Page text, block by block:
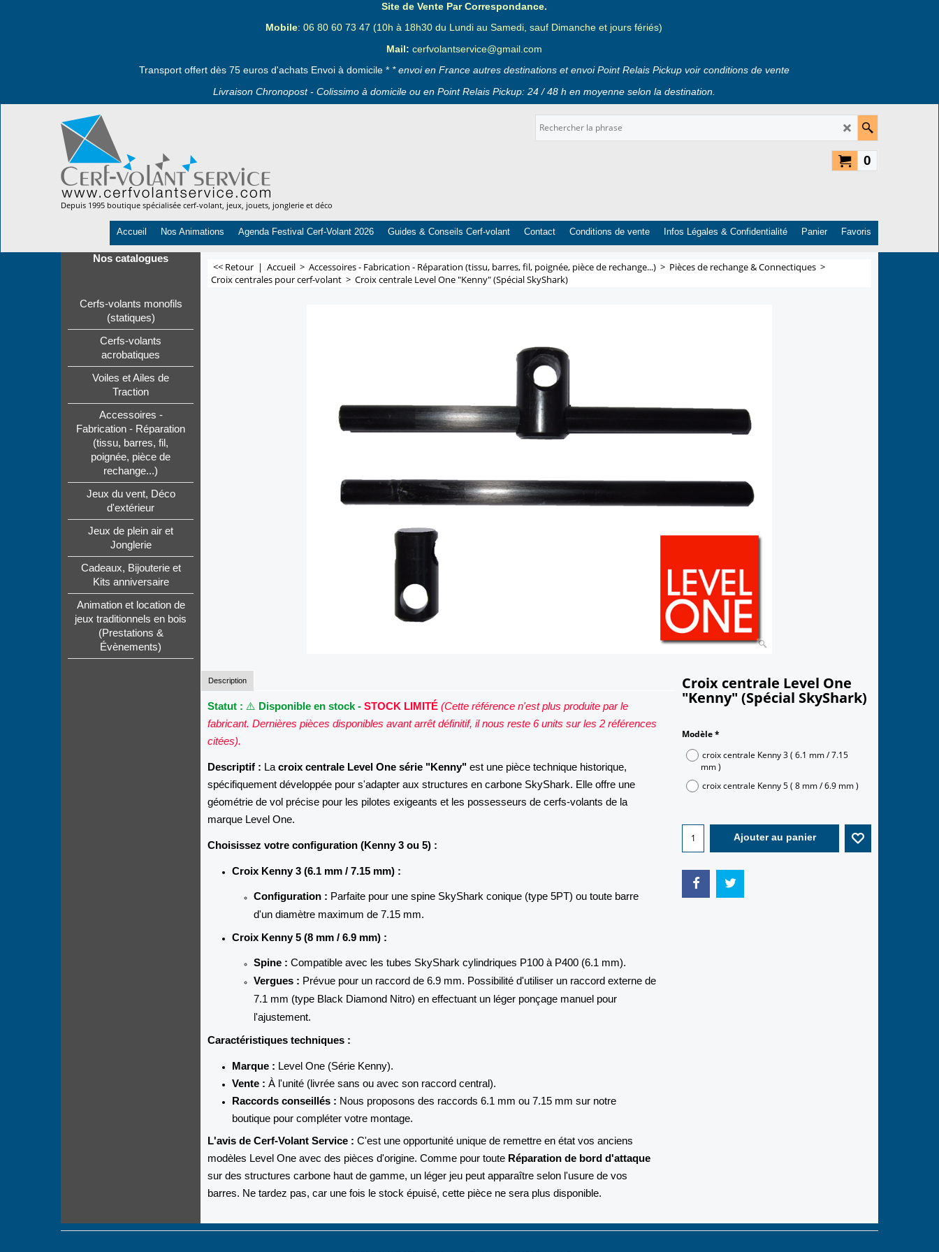
Site de Vente Par Correspondance.
Mobile: 06 80 60 73 47 (10h à 18h30 du Lundi au Samedi, sauf Dimanche et jours fériés)
Mail: cerfvolantservice@gmail.com
Transport offert dès 75 euros d'achats Envoi à domicile * * envoi en France autres destinations et envoi Point Relais Pickup voir conditions de vente
Livraison Chronopost - Colissimo à domicile ou en Point Relais Pickup: 24 / 48 h en moyenne selon la destination.
Depuis 1995 boutique spécialisée cerf-volant, jeux, jouets, jonglerie et déco
0
Accueil Nos Animations Agenda Festival Cerf-Volant 2026 Guides & Conseils Cerf-volant Contact Conditions de vente Infos Légales & Confidentialité Panier Favoris
Nos catalogues
Cerfs-volants monofils
(statiques)
Cerfs-volants
acrobatiques
Voiles et Ailes de
Traction
Accessoires -
Fabrication - Réparation
(tissu, barres, fil,
poignée, pièce de
rechange...)
Jeux du vent, Déco
d'extérieur
Jeux de plein air et
Jonglerie
Cadeaux, Bijouterie et
Kits anniversaire
Animation et location de
jeux traditionnels en bois
(Prestations &
Évènements)
<< Retour | Accueil > Accessoires - Fabrication - Réparation (tissu, barres, fil, poignée, pièce de rechange...) > Pièces de rechange & Connectiques >
Croix centrales pour cerf-volant > Croix centrale Level One "Kenny" (Spécial SkyShark)
Croix centrale Level One
"Kenny" (Spécial SkyShark)
Modèle*
mm )
Description
Statut : ⚠️ Disponible en stock - STOCK LIMITÉ (Cette référence n'est plus produite par le
fabricant. Dernières pièces disponibles avant arrêt définitif, il nous reste 6 units sur les 2 références
citées).
Descriptif : La croix centrale Level One série "Kenny" est une pièce technique historique,
spécifiquement développée pour s'adapter aux structures en carbone SkyShark. Elle offre une
géométrie de vol précise pour les pilotes exigeants et les possesseurs de cerfs-volants de la
marque Level One.
Choisissez votre configuration (Kenny 3 ou 5) :
Croix Kenny 3 (6.1 mm / 7.15 mm) :
Configuration : Parfaite pour une spine SkyShark conique (type 5PT) ou toute barre
d'un diamètre maximum de 7.15 mm.
Croix Kenny 5 (8 mm / 6.9 mm) :
Spine : Compatible avec les tubes SkyShark cylindriques P100 à P400 (6.1 mm).
Vergues : Prévue pour un raccord de 6.9 mm. Possibilité d'utiliser un raccord externe de
7.1 mm (type Black Diamond Nitro) en effectuant un léger ponçage manuel pour
l'ajustement.
Caractéristiques techniques :
Marque : Level One (Série Kenny).
Vente : À l'unité (livrée sans ou avec son raccord central).
Raccords conseillés : Nous proposons des raccords 6.1 mm ou 7.15 mm sur notre
boutique pour compléter votre montage.
L'avis de Cerf-Volant Service : C'est une opportunité unique de remettre en état vos anciens
modèles Level One avec des pièces d'origine. Comme pour toute Réparation de bord d'attaque
sur des structures carbone haut de gamme, un léger jeu peut apparaître selon l'usure de vos
barres. Ne tardez pas, car une fois le stock épuisé, cette pièce ne sera plus disponible.